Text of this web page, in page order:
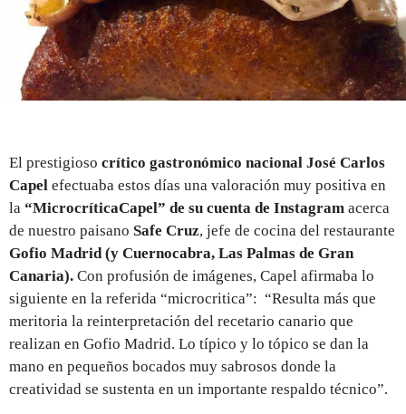
INICIAR SESIÓN
El prestigioso crítico gastronómico nacional José Carlos
Capel efectuaba estos días una valoración muy positiva en
la “MicrocríticaCapel” de su cuenta de Instagram acerca
de nuestro paisano Safe Cruz, jefe de cocina del restaurante
Gofio Madrid (y Cuernocabra, Las Palmas de Gran
Canaria). Con profusión de imágenes, Capel afirmaba lo
siguiente en la referida “microcritica”: “Resulta más que
meritoria la reinterpretación del recetario canario que
realizan en Gofio Madrid. Lo típico y lo tópico se dan la
mano en pequeños bocados muy sabrosos donde la
creatividad se sustenta en un importante respaldo técnico”.